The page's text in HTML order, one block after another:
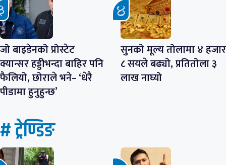
जो बाइडेनको प्रोस्टेट
क्यान्सर हड्डीभन्दा बाहिर पनि
फैलियो, छोराले भने– ‘धेरै
पीडामा हुनुहुन्छ’
सुनको मूल्य तोलामा ४ हजार
८ सयले बढ्यो, प्रतितोला ३
लाख नाघ्यो
# ट्रेण्डिङ